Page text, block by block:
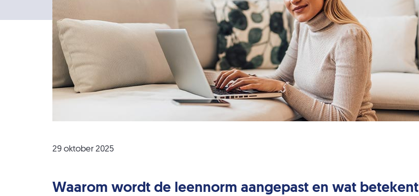
29 oktober 2025
Waarom wordt de leennorm aangepast en wat betekent